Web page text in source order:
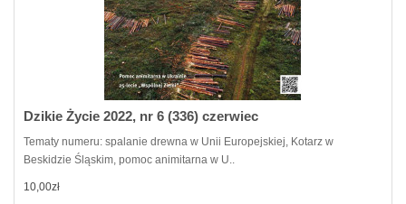
Dzikie Życie 2022, nr 6 (336) czerwiec
Tematy numeru: spalanie drewna w Unii Europejskiej, Kotarz w
Beskidzie Śląskim, pomoc animitarna w U..
10,00zł